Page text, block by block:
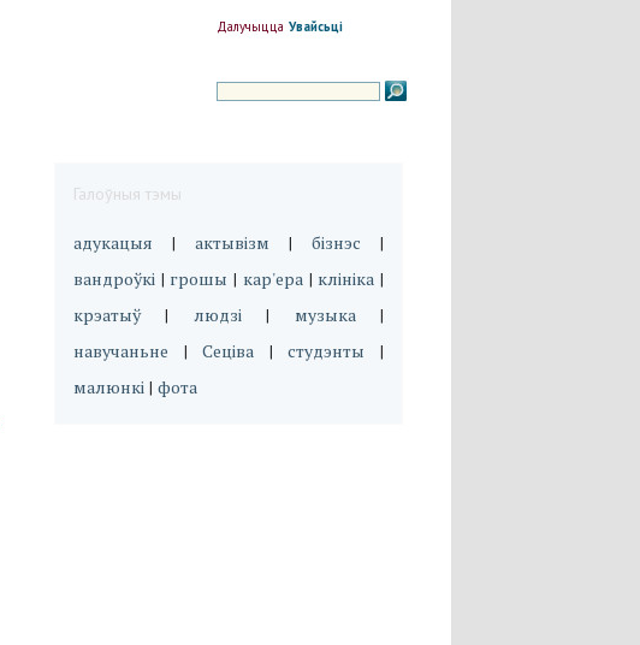
Далучыцца Увайсьці
Галоўныя тэмы
адукацыя | актывізм | бізнэс |
вандроўкі | грошы | кар'ера| клініка |
крэатыў| людзі| музыка|
навучаньне |Сеціва |студэнты |
малюнкі | фота